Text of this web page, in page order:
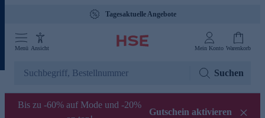
Tagesaktuelle Angebote
Menü Ansicht Mein Konto Warenkorb
Suchen
Bis zu -60% auf Mode und -20%
Gutschein aktivieren